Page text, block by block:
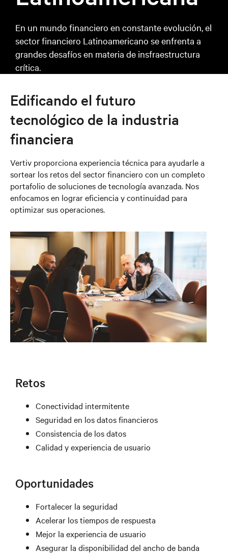
En un mundo financiero en constante evolución, el
sector financiero Latinoamericano se enfrenta a
grandes desafíos en materia de insfraestructura
crítica.
Edificando el futuro
tecnológico de la industria
financiera
Vertiv proporciona experiencia técnica para ayudarle a
sortear los retos del sector financiero con un completo
portafolio de soluciones de tecnología avanzada. Nos
enfocamos en lograr eficiencia y continuidad para
optimizar sus operaciones.
Retos
Conectividad intermitente
Seguridad en los datos financieros
Consistencia de los datos
Calidad y experiencia de usuario
Oportunidades
Fortalecer la seguridad
Acelerar los tiempos de respuesta
Mejor la experiencia de usuario
Asegurar la disponibilidad del ancho de banda